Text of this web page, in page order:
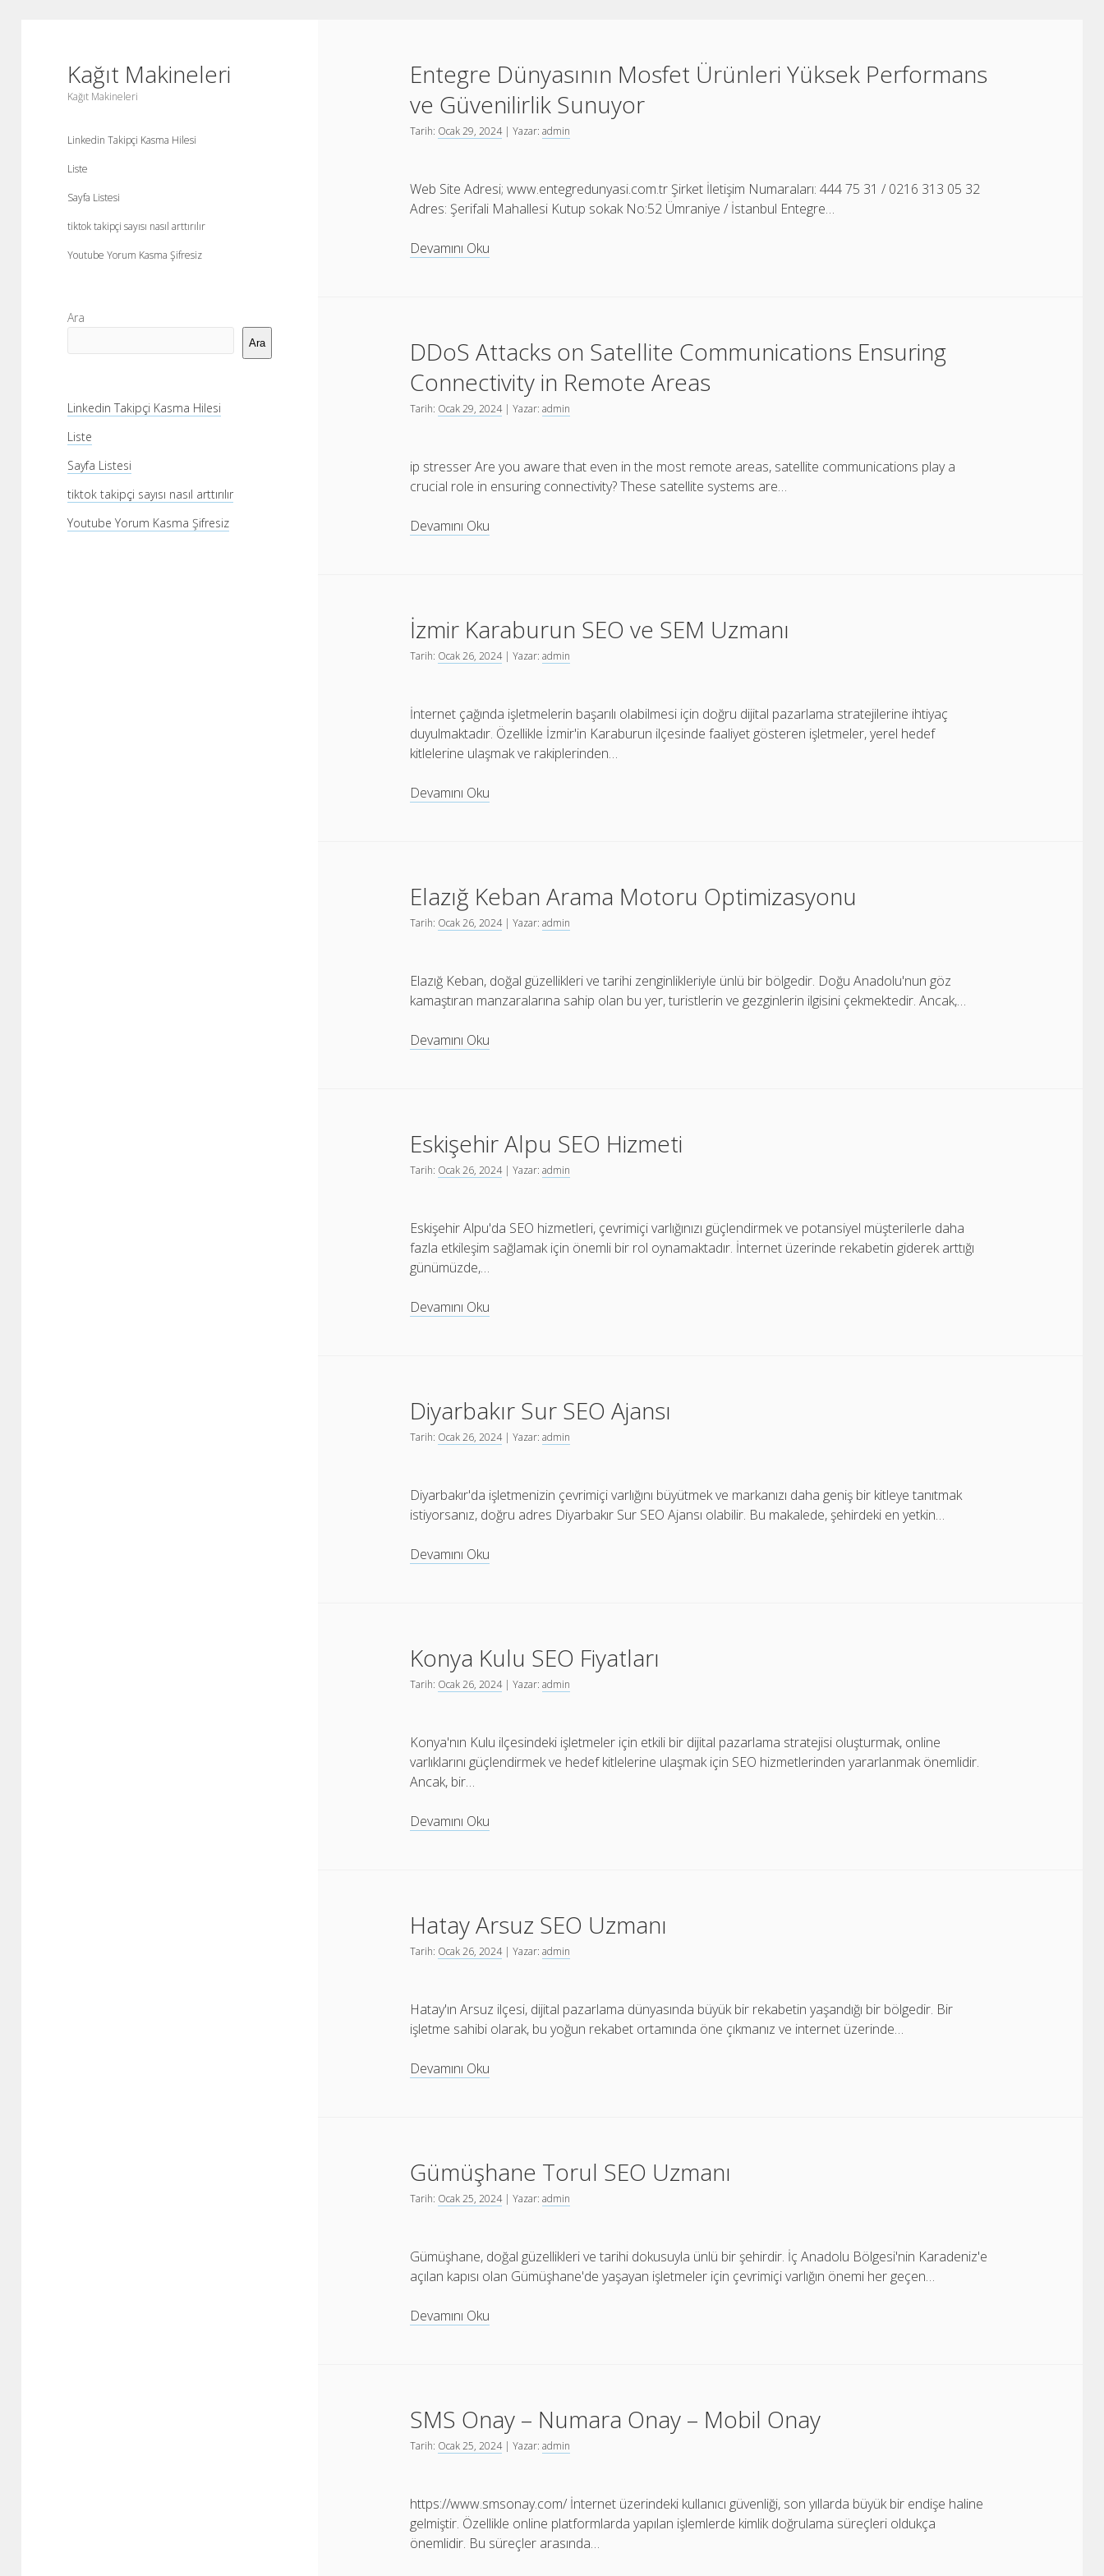
Kağıt Makineleri
Kağıt Makineleri
Linkedin Takipçi Kasma Hilesi
Liste
Sayfa Listesi
tiktok takipçi sayısı nasıl arttırılır
Youtube Yorum Kasma Şifresiz
Yan
Menü
Ara
Ara
Linkedin Takipçi Kasma Hilesi
Liste
Sayfa Listesi
tiktok takipçi sayısı nasıl arttırılır
Youtube Yorum Kasma Şifresiz
Kağıt
Makineleri
Yazılar
Entegre Dünyasının Mosfet Ürünleri Yüksek Performans
ve Güvenilirlik Sunuyor
Tarih: Ocak 29, 2024| Yazar:admin
Web Site Adresi; www.entegredunyasi.com.tr Şirket İletişim Numaraları: 444 75 31 / 0216 313 05 32
Adres: Şerifali Mahallesi Kutup sokak No:52 Ümraniye / İstanbul Entegre…
Devamını Oku
Performans
ve
Güvenilirlik
Sunuyor
DDoS Attacks on Satellite Communications Ensuring
Connectivity in Remote Areas
Tarih: Ocak 29, 2024| Yazar:admin
ip stresser Are you aware that even in the most remote areas, satellite communications play a
crucial role in ensuring connectivity? These satellite systems are…
Devamını Oku
Ensuring
Connectivity
in
İzmir Karaburun SEO ve SEM Uzmanı
Tarih: Ocak 26, 2024| Yazar:admin
İnternet çağında işletmelerin başarılı olabilmesi için doğru dijital pazarlama stratejilerine ihtiyaç
duyulmaktadır. Özellikle İzmir'in Karaburun ilçesinde faaliyet gösteren işletmeler, yerel hedef
kitlelerine ulaşmak ve rakiplerinden…
Devamını Oku
Uzmanı
Elazığ Keban Arama Motoru Optimizasyonu
Tarih: Ocak 26, 2024| Yazar:admin
Elazığ Keban, doğal güzellikleri ve tarihi zenginlikleriyle ünlü bir bölgedir. Doğu Anadolu'nun göz
kamaştıran manzaralarına sahip olan bu yer, turistlerin ve gezginlerin ilgisini çekmektedir. Ancak,…
Devamını Oku
Eskişehir Alpu SEO Hizmeti
Tarih: Ocak 26, 2024| Yazar:admin
Eskişehir Alpu'da SEO hizmetleri, çevrimiçi varlığınızı güçlendirmek ve potansiyel müşterilerle daha
fazla etkileşim sağlamak için önemli bir rol oynamaktadır. İnternet üzerinde rekabetin giderek arttığı
günümüzde,…
Devamını Oku
Diyarbakır Sur SEO Ajansı
Tarih: Ocak 26, 2024| Yazar:admin
Diyarbakır'da işletmenizin çevrimiçi varlığını büyütmek ve markanızı daha geniş bir kitleye tanıtmak
istiyorsanız, doğru adres Diyarbakır Sur SEO Ajansı olabilir. Bu makalede, şehirdeki en yetkin…
Devamını Oku
Konya Kulu SEO Fiyatları
Tarih: Ocak 26, 2024| Yazar:admin
Konya'nın Kulu ilçesindeki işletmeler için etkili bir dijital pazarlama stratejisi oluşturmak, online
varlıklarını güçlendirmek ve hedef kitlelerine ulaşmak için SEO hizmetlerinden yararlanmak önemlidir.
Ancak, bir…
Devamını Oku
Hatay Arsuz SEO Uzmanı
Tarih: Ocak 26, 2024| Yazar:admin
Hatay'ın Arsuz ilçesi, dijital pazarlama dünyasında büyük bir rekabetin yaşandığı bir bölgedir. Bir
işletme sahibi olarak, bu yoğun rekabet ortamında öne çıkmanız ve internet üzerinde…
Devamını Oku
Gümüşhane Torul SEO Uzmanı
Tarih: Ocak 25, 2024| Yazar:admin
Gümüşhane, doğal güzellikleri ve tarihi dokusuyla ünlü bir şehirdir. İç Anadolu Bölgesi'nin Karadeniz'e
açılan kapısı olan Gümüşhane'de yaşayan işletmeler için çevrimiçi varlığın önemi her geçen…
Devamını Oku
SMS Onay – Numara Onay – Mobil Onay
Tarih: Ocak 25, 2024| Yazar:admin
https://www.smsonay.com/ İnternet üzerindeki kullanıcı güvenliği, son yıllarda büyük bir endişe haline
gelmiştir. Özellikle online platformlarda yapılan işlemlerde kimlik doğrulama süreçleri oldukça
önemlidir. Bu süreçler arasında…